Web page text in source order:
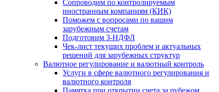
Сопроводим по контролируемым
иностранным компаниям (КИК)
Поможем с вопросами по вашим
зарубежным счетам
Подготовим 3-НДФЛ
Чек-лист текущих проблем и актуальных
решений для зарубежных структур
Валютное регулирование и валютный контроль
Услуги в сфере валютного регулирования и
валютного контроля
Памятка при открытии счета за рубежом